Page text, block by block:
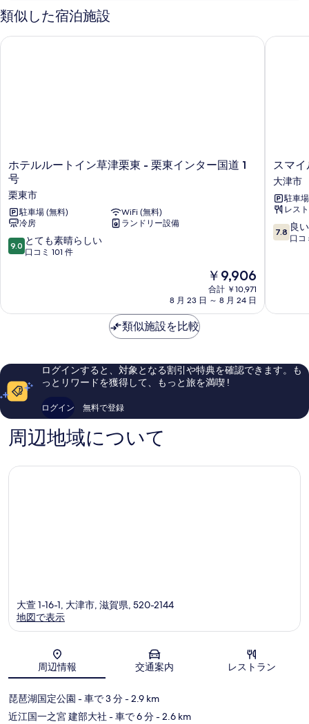
示
す
の
す
べ
示
す
る
ム
喫
可
類似した宿泊施設
ホ
テ
ル
ル
ー
ト
イ
ン
-
ン
ー
国
号
栗
市
ホテルルートイン草津栗東 - 栗東インター国道 1
号
栗東市
駐車場 (無料)
WiFi (無料)
冷房
ランドリー設備
10
段
て
ら
い、
口
101
件
の
9.0 とても素晴らしい
口コミ 101 件
現
在
の
￥9,906
合計 ￥10,971
8 月 23 日 ～ 8 月 24 日
ホテルルートイン草津栗東 - 栗東インター国道 1 号
ス
マ
イ
ル
ホ
テ
ル
津
スマ
大津市
駐車
レス
10
段
口
件
件
7.8 良い
口コ
スマイ
類似施設を比較
ログインすると、対象となる割引や特典を確認できます。も
っとリワードを獲得して、もっと旅を満喫 !
ログイン 無料で登録
周辺地域について
地図
大萱 1-16-1, 大津市, 滋賀県, 520-2144
地図で表示
周辺情報 交通案内 レストラン
琵琶湖国定公園 - 車で 3 分- 2.9 km
近江国一之宮 建部大社 - 車で 6 分- 2.6 km